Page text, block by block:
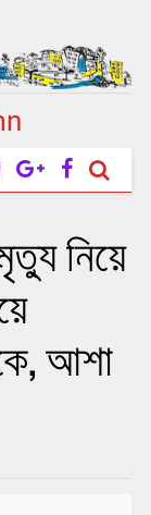
নিয়ে
আশা